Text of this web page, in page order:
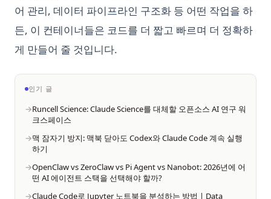
어 관리, 데이터 파이프라인 구조화 등 어떤 작업을 하
든, 이 컨테이너들은 코드를 더 짧고 빠르며 더 정확하
게 만들어 줄 것입니다.
인기 글
Runcell Science: Claude Science를 대체할 오픈소스 AI 연구 워
크스페이스
맥 잠자기 방지: 맥북 닫아도 Codex와 Claude Code 계속 실행
하기
OpenClaw vs ZeroClaw vs Pi Agent vs Nanobot: 2026년에 어
떤 AI 에이전트 스택을 선택해야 할까?
Claude Code로 Jupyter 노트북을 분석하는 방법 | Data